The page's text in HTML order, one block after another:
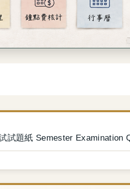
試題紙 Semester Examination